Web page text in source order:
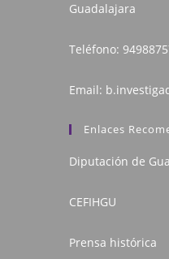
Guadalajara
Teléfono:
Email:
Enlaces
Diputación de
CEFIHGU
Prensa histórica